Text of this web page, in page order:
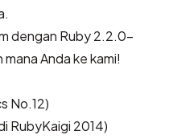
dengan Ruby 2.2.0-
Anda ke kami!
No.12)
RubyKaigi 2014)